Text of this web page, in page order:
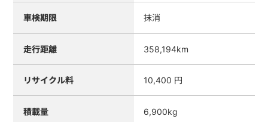
車検期限 抹消
走行距離 358,194km
リサイクル料 10,400 円
積載量 6,900kg